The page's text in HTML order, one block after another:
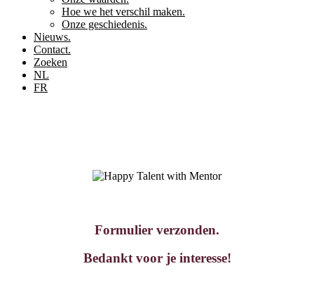
Hoe we het verschil maken.
Onze geschiedenis.
Nieuws.
Contact.
Zoeken
NL
FR
Formulier verzonden.
Bedankt voor je interesse!